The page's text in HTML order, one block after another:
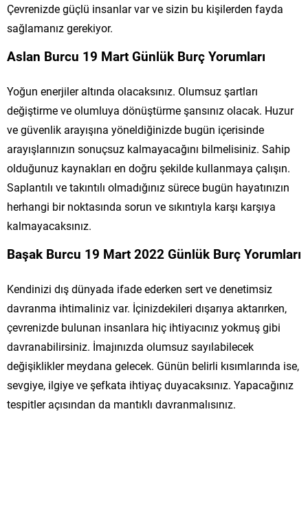
Çevrenizde güçlü insanlar var ve sizin bu kişilerden fayda
sağlamanız gerekiyor.
Aslan Burcu 19 Mart Günlük Burç Yorumları
Yoğun enerjiler altında olacaksınız. Olumsuz şartları
değiştirme ve olumluya dönüştürme şansınız olacak. Huzur
ve güvenlik arayışına yöneldiğinizde bugün içerisinde
arayışlarınızın sonuçsuz kalmayacağını bilmelisiniz. Sahip
olduğunuz kaynakları en doğru şekilde kullanmaya çalışın.
Saplantılı ve takıntılı olmadığınız sürece bugün hayatınızın
herhangi bir noktasında sorun ve sıkıntıyla karşı karşıya
kalmayacaksınız.
Başak Burcu 19 Mart 2022 Günlük Burç Yorumları
Kendinizi dış dünyada ifade ederken sert ve denetimsiz
davranma ihtimaliniz var. İçinizdekileri dışarıya aktarırken,
çevrenizde bulunan insanlara hiç ihtiyacınız yokmuş gibi
davranabilirsiniz. İmajınızda olumsuz sayılabilecek
değişiklikler meydana gelecek. Günün belirli kısımlarında ise,
sevgiye, ilgiye ve şefkata ihtiyaç duyacaksınız. Yapacağınız
tespitler açısından da mantıklı davranmalısınız.